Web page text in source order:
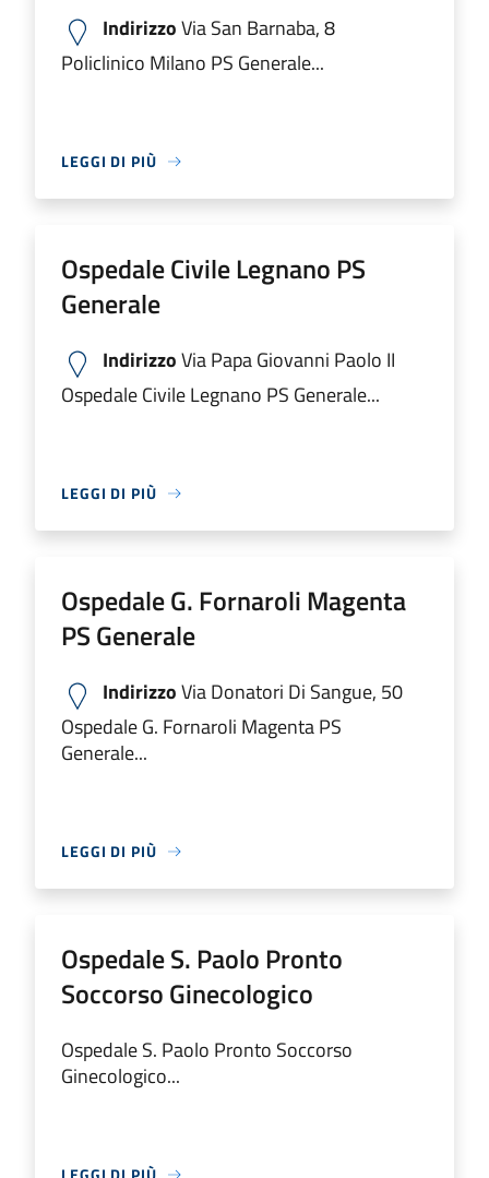
IndirizzoVia San Barnaba, 8
Policlinico Milano PS Generale...
LEGGI DI PIÙ
Ospedale Civile Legnano PS
Generale
IndirizzoVia Papa Giovanni Paolo II
Ospedale Civile Legnano PS Generale...
LEGGI DI PIÙ
Ospedale G. Fornaroli Magenta
PS Generale
IndirizzoVia Donatori Di Sangue, 50
Ospedale G. Fornaroli Magenta PS
Generale...
LEGGI DI PIÙ
Ospedale S. Paolo Pronto
Soccorso Ginecologico
Ospedale S. Paolo Pronto Soccorso
Ginecologico...